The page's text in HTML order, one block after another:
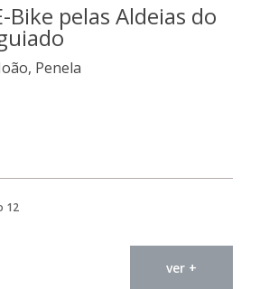
Bike pelas Aldeias do
Penela
12
ver +